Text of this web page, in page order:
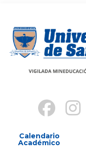
Calendario
Académico